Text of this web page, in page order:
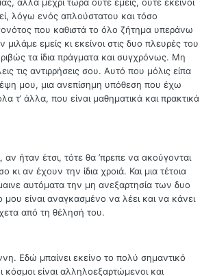
λόγω ενός απλούστατου και τόσο
που καθιστά το όλο ζήτημα υπεράνω
εμείς κι εκείνοι στις δυο πλευρές του
τα ίδια πράγματα και συγχρόνως. Μη
τις αντιρρήσεις σου. Αυτό που μόλις είπα
μου, μια ανεπίσημη υπόθεση που έχω
τ’ άλλα, που είναι μαθηματικά και πρακτικά
ήταν έτσι, τότε θα ’πρεπε να ακούγονται
κι αν έχουν την ίδια χροιά. Και μια τέτοια
αυτόματα την μη ανεξαρτησία των δυο
είναι αναγκασμένο να λέει και να κάνει
από τη θέλησή του.
Εδώ μπαίνει εκείνο το πολύ σημαντικό
κόσμοι είναι αλληλοεξαρτώμενοι και